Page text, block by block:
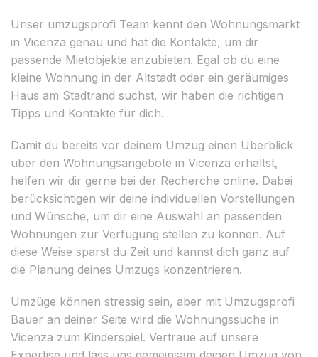
Unser umzugsprofi Team kennt den Wohnungsmarkt
in Vicenza genau und hat die Kontakte, um dir
passende Mietobjekte anzubieten. Egal ob du eine
kleine Wohnung in der Altstadt oder ein geräumiges
Haus am Stadtrand suchst, wir haben die richtigen
Tipps und Kontakte für dich.
Damit du bereits vor deinem Umzug einen Überblick
über den Wohnungsangebote in Vicenza erhältst,
helfen wir dir gerne bei der Recherche online. Dabei
berücksichtigen wir deine individuellen Vorstellungen
und Wünsche, um dir eine Auswahl an passenden
Wohnungen zur Verfügung stellen zu können. Auf
diese Weise sparst du Zeit und kannst dich ganz auf
die Planung deines Umzugs konzentrieren.
Umzüge können stressig sein, aber mit Umzugsprofi
Bauer an deiner Seite wird die Wohnungssuche in
Vicenza zum Kinderspiel. Vertraue auf unsere